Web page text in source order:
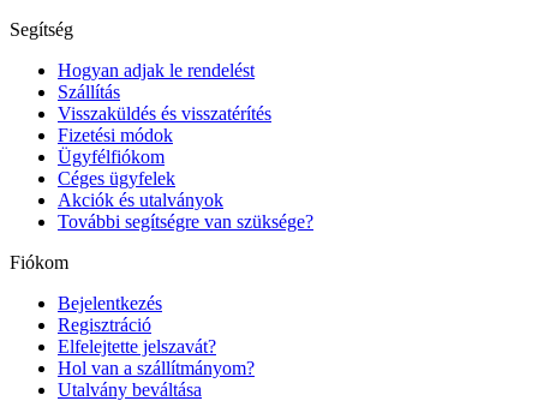
Segítség
Hogyan adjak le rendelést
Szállítás
Visszaküldés és visszatérítés
Fizetési módok
Ügyfélfiókom
Céges ügyfelek
Akciók és utalványok
További segítségre van szüksége?
Fiókom
Bejelentkezés
Regisztráció
Elfelejtette jelszavát?
Hol van a szállítmányom?
Utalvány beváltása